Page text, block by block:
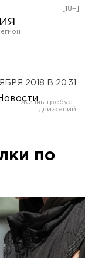
[18+]
2018 В 20:31
по